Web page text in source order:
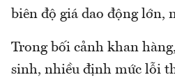
biên độ giá dao động lớn,
Trong bối cảnh khan
sinh, nhiều định mức lỗi